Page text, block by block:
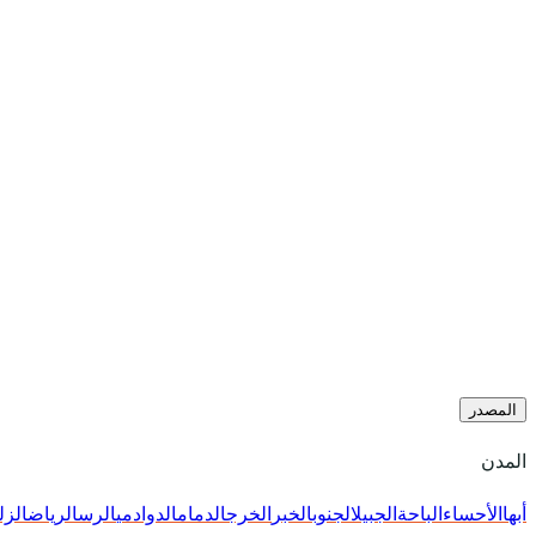
المصدر
المدن
أبها الأحساء الباحة الجبيلالجنوبالخبر الخرجالدمامالدوادميالرسالرياض